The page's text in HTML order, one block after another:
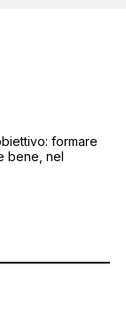
formare
bene, nel